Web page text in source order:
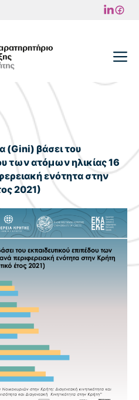
(Gini) βάσει του
των ατόμων ηλικίας 16
ενότητα στην
2021)